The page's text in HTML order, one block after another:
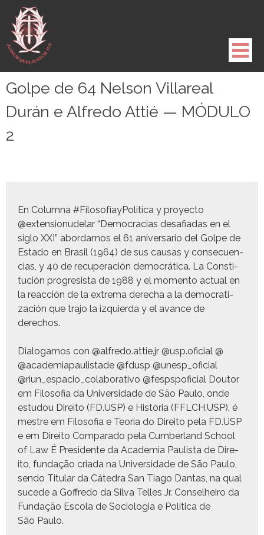
para
conteúdo
Golpe de 64 Nelson Villareal
Durán e Alfredo Attié — MÓDULO
2
En Colum­na #Filosofíay­Po­lit­i­ca y proyec­to
@extensionudelar “Democ­ra­cias desafi­adas en el
siglo XXI” abor­damos el 61 aniver­sario del Golpe de
Esta­do en Brasil (1964) de sus causas y con­se­cuen­
cias, y 40 de recu­peración democráti­ca. La Con­sti­
tu­ción pro­gre­sista de 1988 y el momen­to actu­al en
la reac­ción de la extrema derecha a la democ­ra­ti­
zación que tra­jo la izquier­da y el avance de
derechos.
Dialog­amos con @alfredo.attie.jr @usp.oficial @
@academiapaulistade @fdusp @unesp_oficial
@riun_espacio_colaborativo @fespspoficial Doutor
em Filosofia da Uni­ver­si­dade de São Paulo, onde
estu­dou Dire­ito (FD.USP) e História (FFLCH.USP), é
mestre em Filosofia e Teo­ria do Dire­ito pela FD.USP
e em Dire­ito Com­para­do pela Cum­ber­land School
of Law É Pres­i­dente da Acad­e­mia Paulista de Dire­
ito, fun­dação cri­a­da na Uni­ver­si­dade de São Paulo,
sendo Tit­u­lar da Cát­e­dra San Tia­go Dan­tas, na qual
sucede a Gof­fre­do da Sil­va Telles Jr. Con­sel­heiro da
Fun­dação Esco­la de Soci­olo­gia e Políti­ca de
São Paulo.